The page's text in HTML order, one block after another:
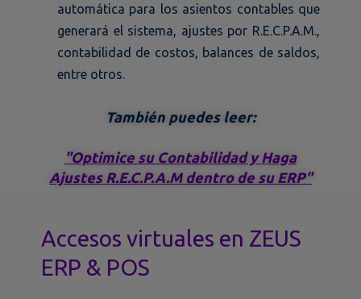
automática para los asientos contables que
generará el sistema, ajustes por R.E.C.P.A.M.,
contabilidad de costos, balances de saldos,
entre otros.
También puedes leer:
"Optimice su Contabilidad y Haga
Ajustes R.E.C.P.A.M dentro de su ERP"
Accesos virtuales en ZEUS
ERP & POS